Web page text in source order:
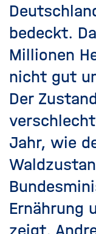
bedeckt.
Millionen
nicht gut
Der
Jahr, wie
Ernährung
zeigt.